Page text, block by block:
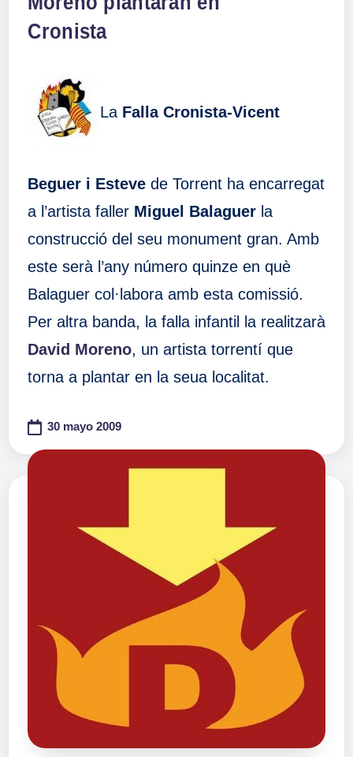
Cronista
La Falla Cronista-Vicent
Beguer i Estevede Torrent ha encarregat
a l’artista faller Miguel Balaguerla
construcció del seu monument gran. Amb
este serà l’any número quinze en què
Balaguer col·labora amb esta comissió.
Per altra banda, la falla infantil la realitzarà
David Moreno, un artista torrentí que
torna a plantar en la seua localitat.
30 mayo 2009